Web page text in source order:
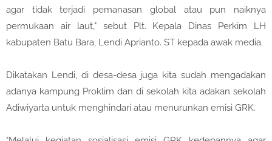
agar tidak terjadi pemanasan global atau pun naiknya
permukaan air laut," sebut Plt. Kepala Dinas Perkim LH
kabupaten Batu Bara, Lendi Aprianto. ST kepada awak media.
Dikatakan Lendi, di desa-desa juga kita sudah mengadakan
adanya kampung Proklim dan di sekolah kita adakan sekolah
Adiwiyarta untuk menghindari atau menurunkan emisi GRK.